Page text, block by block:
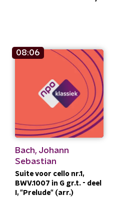
08:06
Bach, Johann
Sebastian
Suite voor cello nr.1,
BWV.1007 in G gr.t. - deel
I, "Prelude" (arr.)